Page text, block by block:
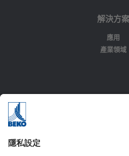
解決方案
應用
產業領域